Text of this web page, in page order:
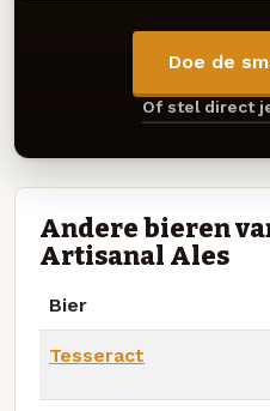
Doe de
Of stel direct
Andere bieren
Artisanal Ales
Bier
Tesseract